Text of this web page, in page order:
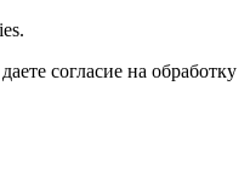
согласие на обработку